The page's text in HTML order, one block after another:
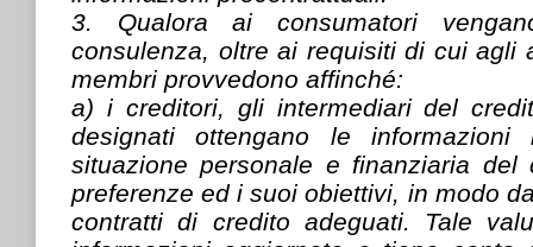
3. Qualora ai consumatori
consulenza, oltre ai requisiti di cui agli
membri provvedono affinché:
a) i creditori, gli intermediari del
designati ottengano le informazioni
situazione personale e finanziaria del
preferenze ed i suoi obiettivi, in modo
contratti di credito adeguati. Tale